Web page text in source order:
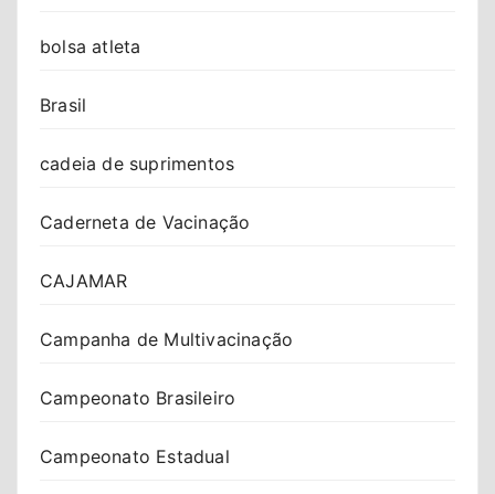
bolsa atleta
Brasil
cadeia de suprimentos
Caderneta de Vacinação
CAJAMAR
Campanha de Multivacinação
Campeonato Brasileiro
Campeonato Estadual